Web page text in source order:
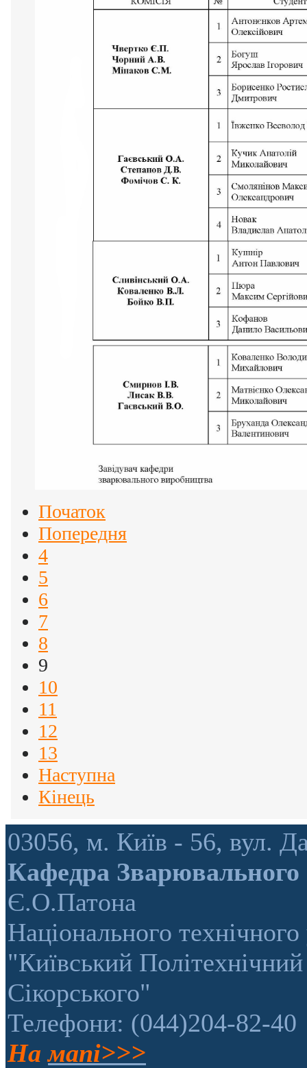
Початок
Попередня
4
5
6
7
8
9
10
11
12
13
Наступна
Кінець
03056, м. Київ - 56, вул.
Кафедра
Є.О.Патона
Національного
"Київський Політехнічний
Сікорського"
Телефони: (044)204-82-40
Намапі>>>